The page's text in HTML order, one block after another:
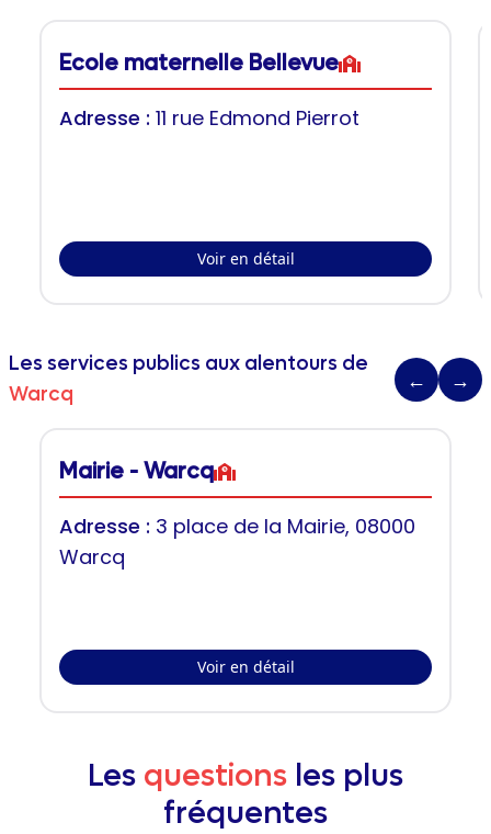
Ecole maternelle Bellevue
Adresse : 11 rue Edmond Pierrot
Voir en détail
Les services publics aux alentours de
Warcq
← →
Mairie - Warcq
Adresse : 3 place de la Mairie, 08000
Warcq
Voir en détail
Les questions les plus
fréquentes